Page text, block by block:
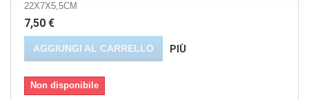
22X7X5,5CM
7,50 €
AGGIUNGI AL CARRELLO PIÙ
Non disponibile